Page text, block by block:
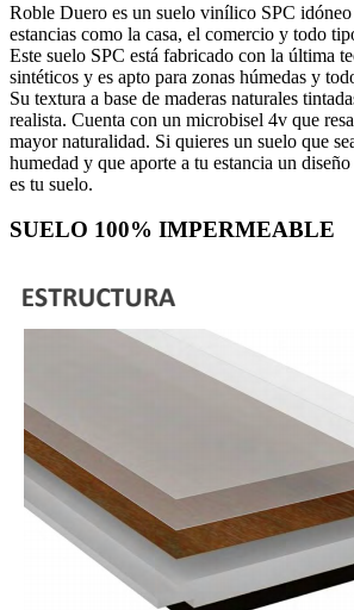
Roble Duero es un suelo vinílico SPC
estancias como la casa, el comercio y todo
Este suelo SPC está fabricado con la última
sintéticos y es apto para zonas húmedas y
Su textura a base de maderas naturales
realista. Cuenta con un microbisel 4v que
mayor naturalidad. Si quieres un suelo que
humedad y que aporte a tu estancia un
es tu suelo.
SUELO 100% IMPERMEABLE